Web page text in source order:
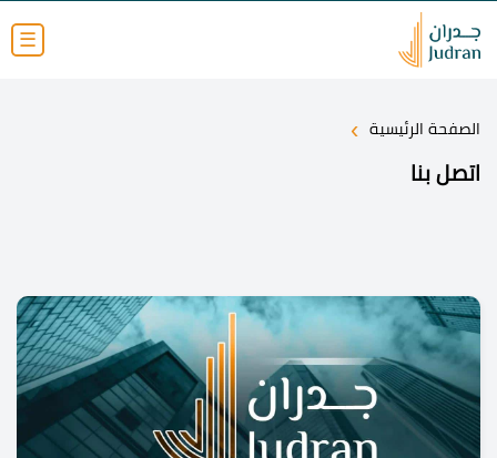
☰
الصفحة الرئيسية ›
اتصل بنا